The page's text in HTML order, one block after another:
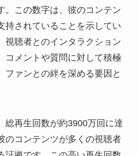
。この数字は、彼のコンテン
持されていることを示してい
視聴者とのインタラクション
コメントや質問に対して積極
ファンとの絆を深める要因と
総再生回数が約3900万回に達
のコンテンツが多くの視聴者